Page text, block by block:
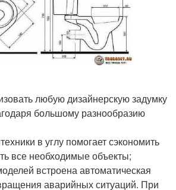
любую дизайнерскую задумку
большому разнообразию
в углу помогает сэкономить
все необходимые объекты;
встроена автоматическая
аварийных ситуаций. При